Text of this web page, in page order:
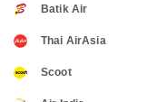
Batik Air
Thai AirAsia
Scoot